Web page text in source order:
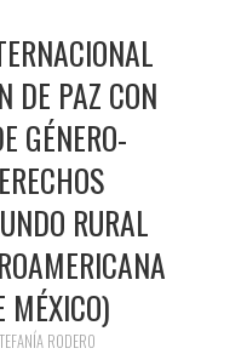
DE PAZ CON
GÉNERO-
RURAL
MÉXICO)
RODERO